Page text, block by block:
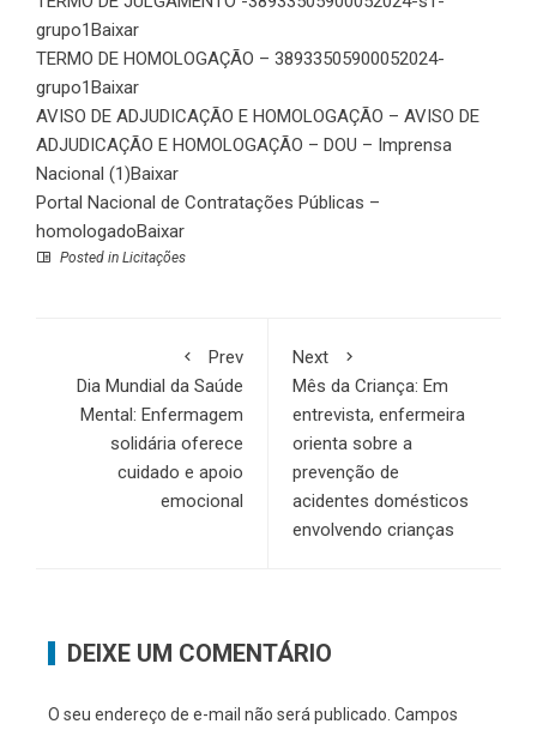
grupo1Baixar
TERMO DE HOMOLOGAÇÃO – 38933505900052024-
grupo1Baixar
AVISO DE ADJUDICAÇÃO E HOMOLOGAÇÃO – AVISO DE
ADJUDICAÇÃO E HOMOLOGAÇÃO – DOU – Imprensa
Nacional (1)Baixar
Portal Nacional de Contratações Públicas –
homologadoBaixar
Posted in Licitações
Prev
Dia Mundial da Saúde
Mental: Enfermagem
solidária oferece
cuidado e apoio
emocional
Next
Mês da Criança: Em
entrevista, enfermeira
orienta sobre a
prevenção de
acidentes domésticos
envolvendo crianças
DEIXE UM COMENTÁRIO
O seu endereço de e-mail não será publicado. Campos